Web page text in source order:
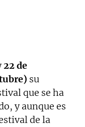
22 de
su
que se ha
y aunque es
de la